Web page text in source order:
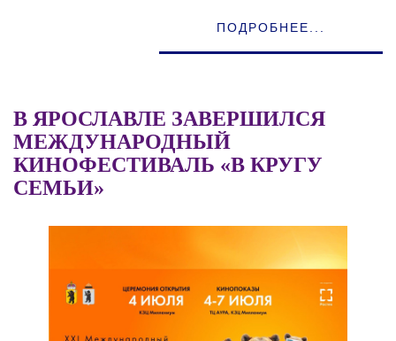
ПОДРОБНЕЕ...
В ЯРОСЛАВЛЕ ЗАВЕРШИЛСЯ
МЕЖДУНАРОДНЫЙ
КИНОФЕСТИВАЛЬ «В КРУГУ
СЕМЬИ»